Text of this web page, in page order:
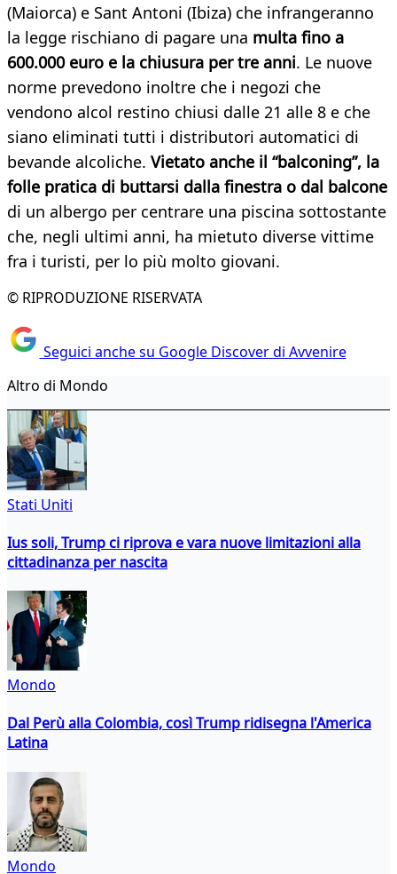
(Maiorca) e Sant Antoni (Ibiza) che infrangeranno
la legge rischiano di pagare una multa fino a
600.000 euro e la chiusura per tre anni. Le nuove
norme prevedono inoltre che i negozi che
vendono alcol restino chiusi dalle 21 alle 8 e che
siano eliminati tutti i distributori automatici di
bevande alcoliche. Vietato anche il “balconing”, la
folle pratica di buttarsi dalla finestra o dal balcone
di un albergo per centrare una piscina sottostante
che, negli ultimi anni, ha mietuto diverse vittime
fra i turisti, per lo più molto giovani.
© RIPRODUZIONE RISERVATA
Seguici anche su Google Discover di Avvenire
Altro di Mondo
Stati Uniti
Ius soli, Trump ci riprova e vara nuove limitazioni alla
cittadinanza per nascita
Mondo
Dal Perù alla Colombia, così Trump ridisegna l'America
Latina
Mondo